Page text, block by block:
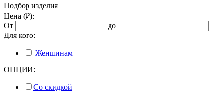
Подбор изделия
Цена (₽):
От
до
Для кого:
Женщинам
ОПЦИИ:
Со скидкой